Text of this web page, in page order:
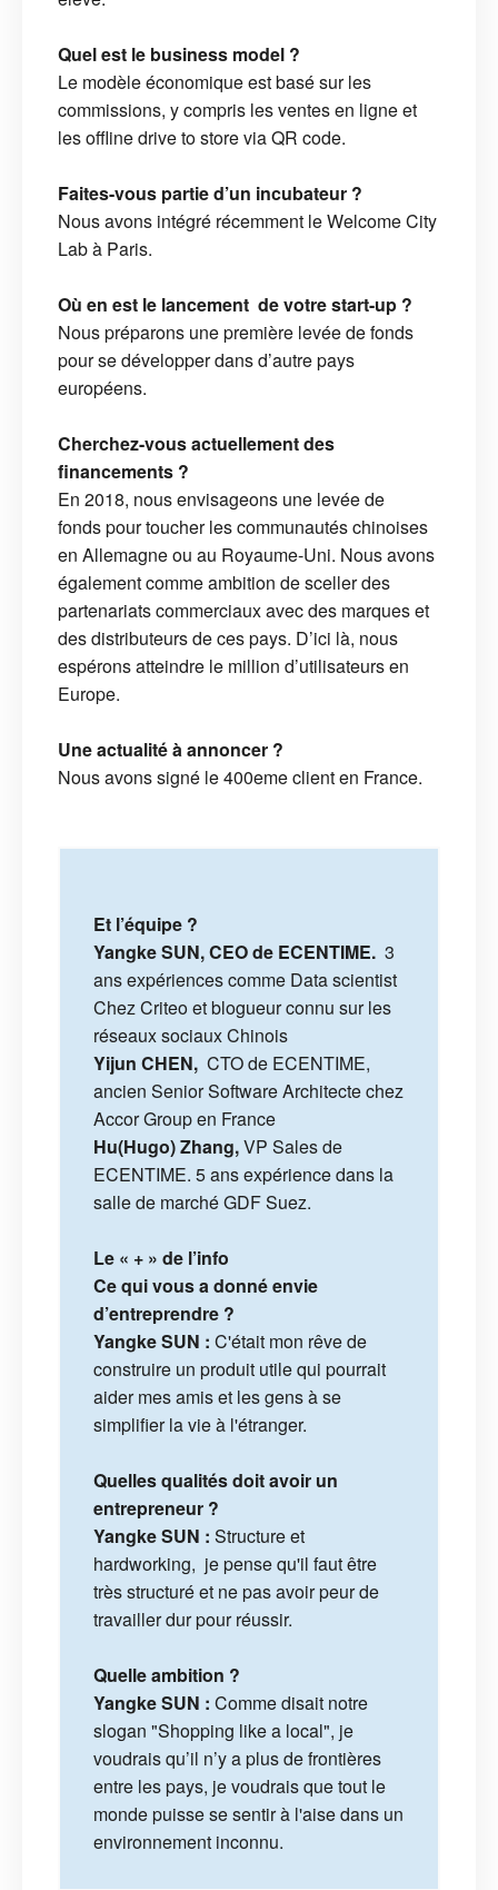
Quel est le business model ?
Le modèle économique est basé sur les
commissions, y compris les ventes en ligne et
les offline drive to store via QR code.
Faites-vous partie d’un incubateur ?
Nous avons intégré récemment le Welcome City
Lab à Paris.
Où en est le lancement de votre start-up ?
Nous préparons une première levée de fonds
pour se développer dans d’autre pays
européens.
Cherchez-vous actuellement des
financements ?
En 2018, nous envisageons une levée de
fonds pour toucher les communautés chinoises
en Allemagne ou au Royaume-Uni. Nous avons
également comme ambition de sceller des
partenariats commerciaux avec des marques et
des distributeurs de ces pays. D’ici là, nous
espérons atteindre le million d’utilisateurs en
Europe.
Une actualité à annoncer ?
Nous avons signé le 400eme client en France.
Et l’équipe ?
Yangke SUN, CEO de ECENTIME. 3
ans expériences comme Data scientist
Chez Criteo et blogueur connu sur les
réseaux sociaux Chinois
Yijun CHEN, CTO de ECENTIME,
ancien Senior Software Architecte chez
Accor Group en France
Hu(Hugo) Zhang,VP Sales de
ECENTIME. 5 ans expérience dans la
salle de marché GDF Suez.
Le « + » de l’info
Ce qui vous a donné envie
d’entreprendre ?
Yangke SUN : C'était mon rêve de
construire un produit utile qui pourrait
aider mes amis et les gens à se
simplifier la vie à l'étranger.
Quelles qualités doit avoir un
entrepreneur ?
Yangke SUN : Structure et
hardworking, je pense qu'il faut être
très structuré et ne pas avoir peur de
travailler dur pour réussir.
Quelle ambition ?
Yangke SUN : Comme disait notre
slogan "Shopping like a local", je
voudrais qu’il n’y a plus de frontières
entre les pays, je voudrais que tout le
monde puisse se sentir à l'aise dans un
environnement inconnu.